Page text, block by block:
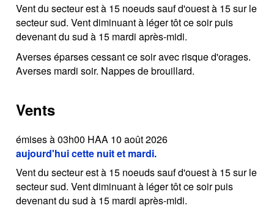
Vent du secteur est à 15 noeuds sauf d'ouest à 15 sur le
secteur sud. Vent diminuant à léger tôt ce soir puis
devenant du sud à 15 mardi après-midi.
Averses éparses cessant ce soir avec risque d'orages.
Averses mardi soir. Nappes de brouillard.
Vents
émises à 03h00 HAA 10 août 2026
aujourd'hui cette nuit et mardi.
Vent du secteur est à 15 noeuds sauf d'ouest à 15 sur le
secteur sud. Vent diminuant à léger tôt ce soir puis
devenant du sud à 15 mardi après-midi.